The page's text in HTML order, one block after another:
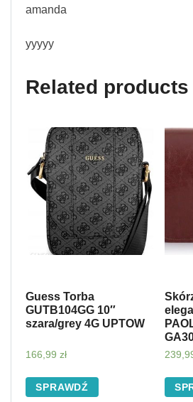
amanda
yyyyy
Related products
Guess Torba
GUTB104GG 10″
szara/grey 4G UPTOW
166,99 zł
SPRAWDŹ